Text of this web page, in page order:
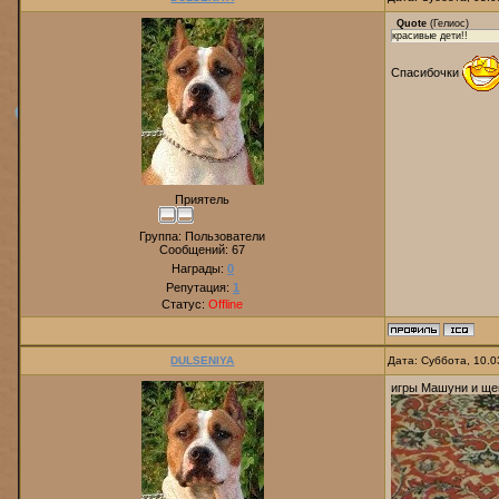
Приятель
Группа: Пользователи
Сообщений:67
Награды: 0
Репутация: 1
Статус:Offline
Quote (Гелиос)
красивые дети!!
Спасибочки
DULSENIYA Дата: Суббота,
игры Машуни и